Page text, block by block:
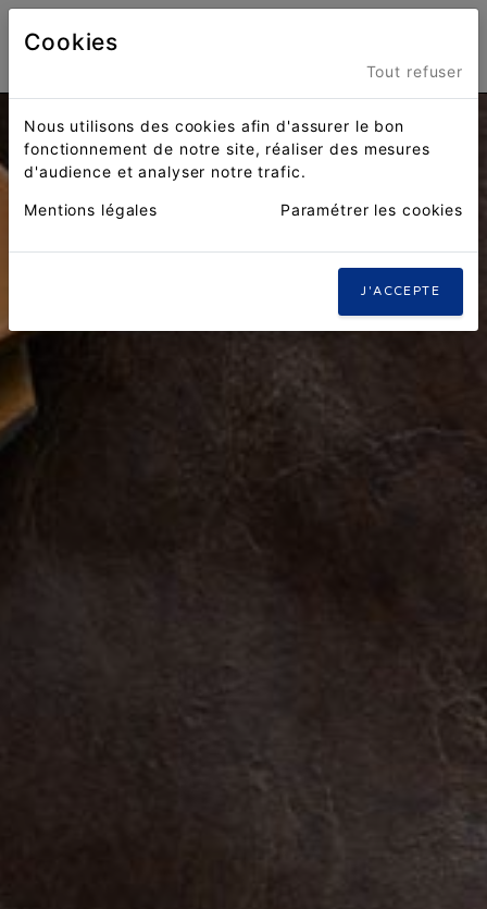
Cookies
Tout refuser
Nous utilisons des cookies afin d'assurer le bon
fonctionnement de notre site, réaliser des mesures
d'audience et analyser notre trafic.
Mentions légales Paramétrer les cookies
J'ACCEPTE